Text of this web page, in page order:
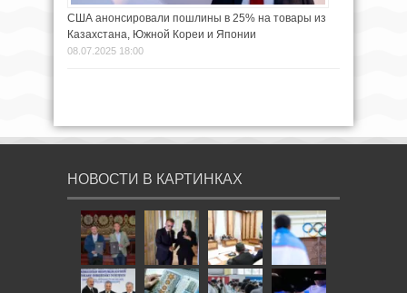
США анонсировали пошлины в 25% на товары из
Казахстана, Южной Кореи и Японии
08.07.2025 18:00
НОВОСТИ В КАРТИНКАХ